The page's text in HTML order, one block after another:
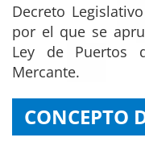
Decreto
por el que se
Ley de Puertos
Mercante.
CONCEPTO